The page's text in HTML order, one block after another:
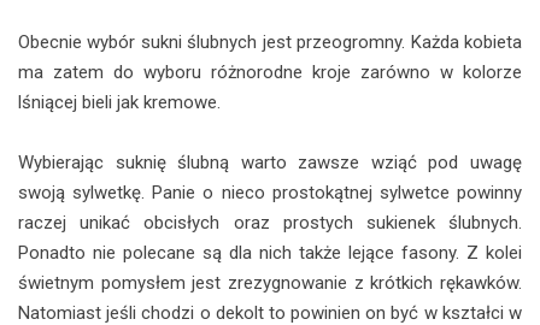
Obecnie wybór sukni ślubnych jest przeogromny. Każda kobieta
ma zatem do wyboru różnorodne kroje zarówno w kolorze
lśniącej bieli jak kremowe.
Wybierając suknię ślubną warto zawsze wziąć pod uwagę
swoją sylwetkę. Panie o nieco prostokątnej sylwetce powinny
raczej unikać obcisłych oraz prostych sukienek ślubnych.
Ponadto nie polecane są dla nich także lejące fasony. Z kolei
świetnym pomysłem jest zrezygnowanie z krótkich rękawków.
Natomiast jeśli chodzi o dekolt to powinien on być w kształci w